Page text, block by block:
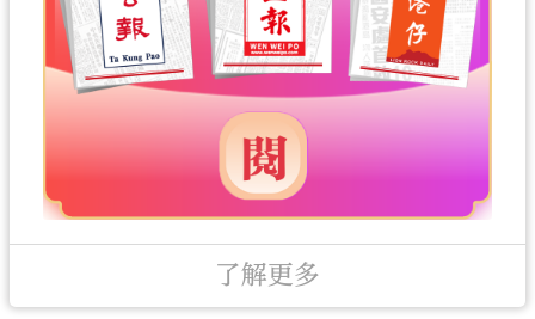
了解更多